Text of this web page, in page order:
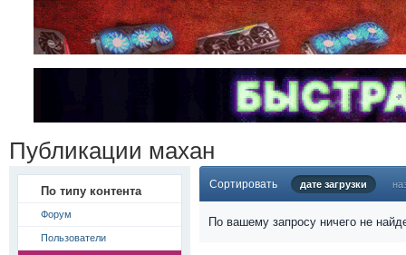
Публикации махан
По типу контента
Форум
Пользователи
Сортировать дате загрузки
По вашему запросу ничего не